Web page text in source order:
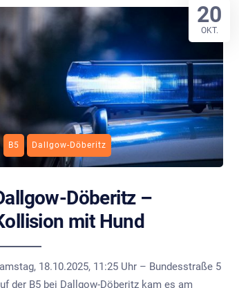
B5 Dallgow-Döberitz
Döberitz –
mit Hund
18.10.2025, 11:25 Uhr – Bundesstraße 5
der B5 bei Dallgow-Döberitz kam es am
20
OKT.